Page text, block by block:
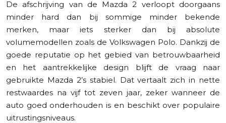
De afschrijving van de Mazda 2 verloopt doorgaans
minder hard dan bij sommige minder bekende
merken, maar iets sterker dan bij absolute
volumemodellen zoals de Volkswagen Polo. Dankzij de
goede reputatie op het gebied van betrouwbaarheid
en het aantrekkelijke design blijft de vraag naar
gebruikte Mazda 2’s stabiel. Dat vertaalt zich in nette
restwaardes na vijf tot zeven jaar, zeker wanneer de
auto goed onderhouden is en beschikt over populaire
uitrustingsniveaus.